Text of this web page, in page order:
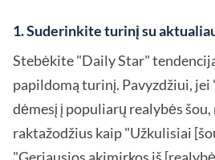
1. Suderinkite turinį su
Stebėkite "Daily Star"
papildomą turinį. Pavyzdžiui,
dėmesį į populiarų realybės
raktažodžius kaip "Užkulisiai